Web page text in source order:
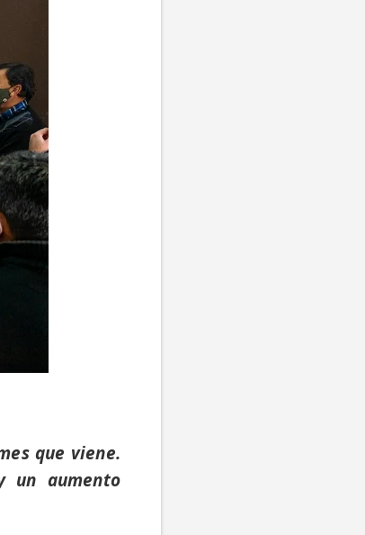
que viene.
un aumento